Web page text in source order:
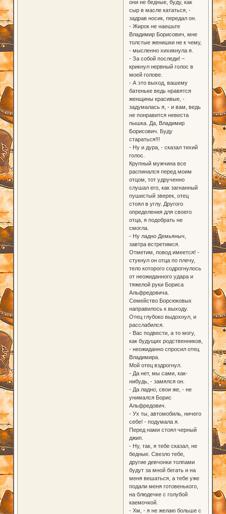
они не бедные, буду, как
сыр в масле кататься, -
задрав носик, передал он.
- Жирок не наешьте
Владимир Борисович, мне
толстые женишки не к чему,
- мысленно хихикнула я.
- За собой последи! –
крикнул нервный голос в
моей голове.
- А это выход, вашему
батеньке ведь нравятся
женщины красивые, -
задумалась я, - и вам, ведь
не понравится невеста
пышка. Да, Владимир
Борисович. Буду
стараться!!!
- Ну и дура, - сказал тихий
голос.
Крупный мужчина все
распинался перед моим
отцом, тот удрученно
слушал его, как загнанный
пушистый зверек, отец
стоял в углу. Другого
определения для своего
отца, я подобрать не
смогла.
- Ну ладно Демьяныч,
завтра встретимся.
Отметим, повод имеется! -
стукнул он отца по плечу,
тело которого содрогнулось
от неожиданного удара и
тяжелой руки Бориса
Альфредовича.
Семейство Борсюковых
направилось к выходу.
Отец глубоко выдохнул, и
расслабился.
- Вас подвести, а то могу,
как будущих родственников,
- неожиданно спросил отец
Владимира.
Мой отец вздрогнул.
- Да нет, мы сами, как-
нибудь, - замялся он.
- Да ладно, свои же, - не
унимался Борис
Альфредович.
- Ух ты, автомобиль, ничего
себе! - подумала я.
Перед нами стоял черный
джип.
- Ну, так, я тебе сказал, не
бедные. Свезло тебе,
другие девчонки толпами
будут за мной бегать и на
меня вешаться, а тебе уже
подали меня готовенького,
на блюдечке с голубой
каемочкой.
- Хм, - я не желаю больше с